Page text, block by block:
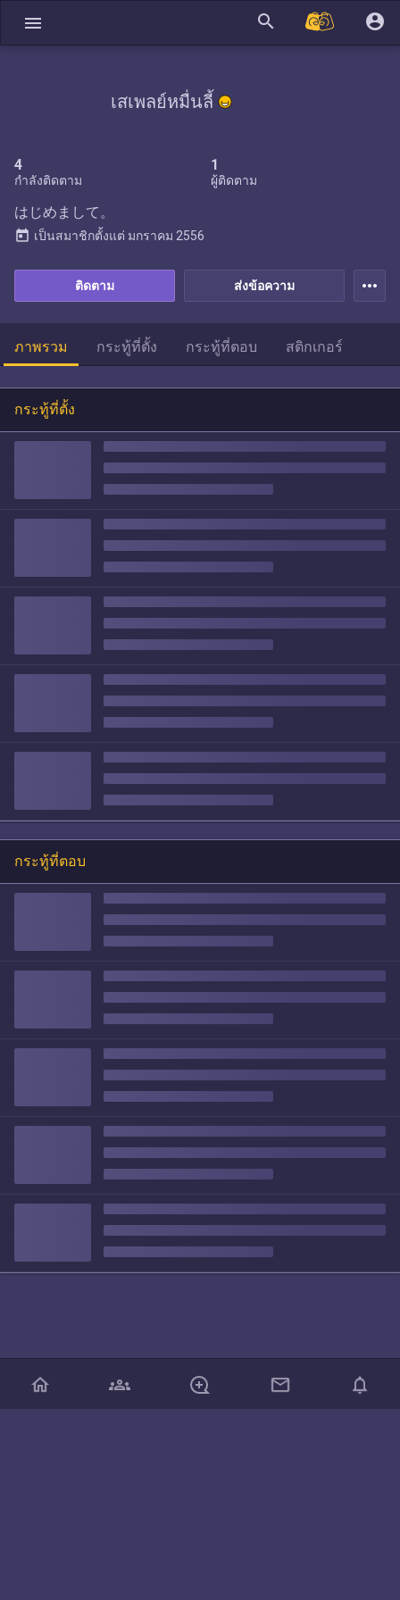
menu search account_circle
เสเพลย์หมื่นลี้
4
กำลังติดตาม
1
ผู้ติดตาม
ส่งข้อความ
ติดตาม
はじめまして。
today เป็นสมาชิกตั้งแต่ มกราคม 2556
more_horiz
ภาพรวม กระทู้ที่ตั้ง กระทู้ที่ตอบ สติกเกอร์
กระทู้ที่ตั้ง
กระทู้ที่ตอบ